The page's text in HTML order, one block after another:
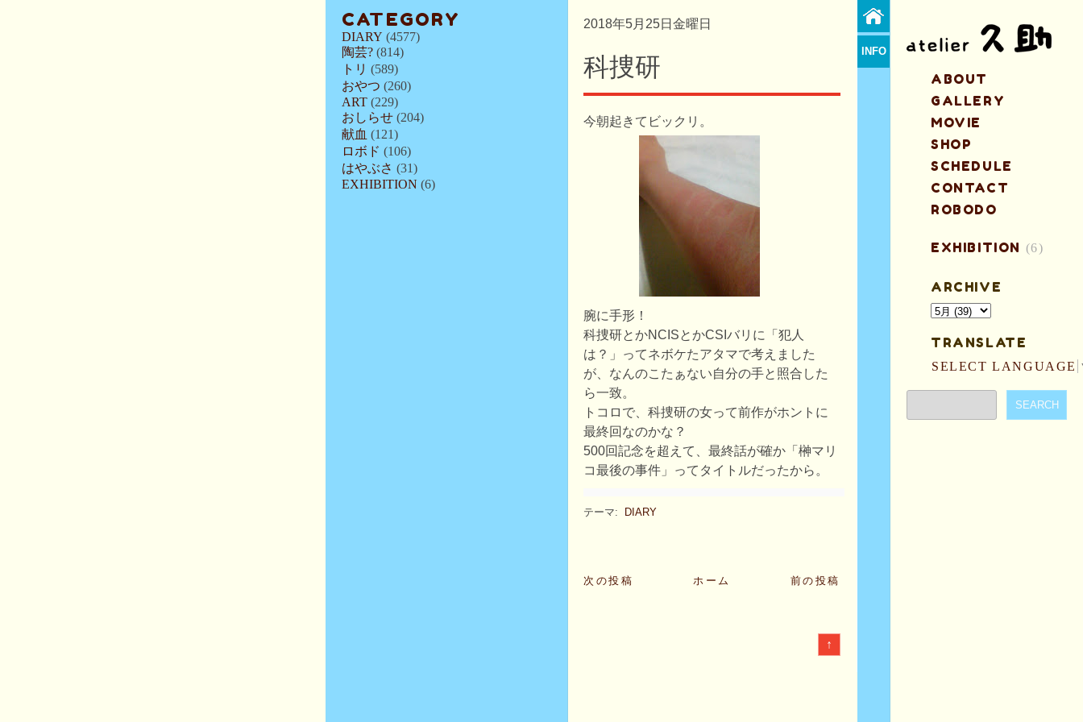
CATEGORY
DIARY (4577)
陶芸? (814)
トリ (589)
おやつ (260)
ART (229)
おしらせ (204)
献血 (121)
ロボド (106)
はやぶさ (31)
EXHIBITION (6)
2018年5月25日金曜日
科捜研
今朝起きてビックリ。
腕に手形！
科捜研とかNCISとかCSIバリに「犯人
は？」ってネボケたアタマで考えました
が、なんのこたぁない自分の手と照合した
ら一致。
トコロで、科捜研の女って前作がホントに
最終回なのかな？
500回記念を超えて、最終話が確か「榊マリ
コ最後の事件」ってタイトルだったから。
テーマ: DIARY
次の投稿 前の投稿
ホーム
↑
INFO
ABOUT
GALLERY
MOVIE
SHOP
SCHEDULE
CONTACT
ROBODO
EXHIBITION (6)
ARCHIVE
TRANSLATE
SELECT LANGUAGE